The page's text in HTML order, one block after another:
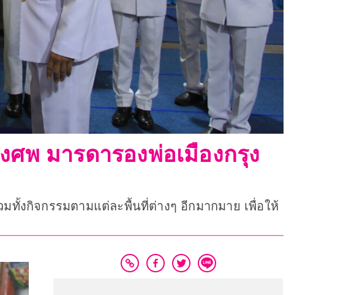
พ มารดารองพ่อเมืองกรุง
ทั้งกิจกรรมตามแต่ละพื้นที่ต่างๆ อีกมากมาย เพื่อให้